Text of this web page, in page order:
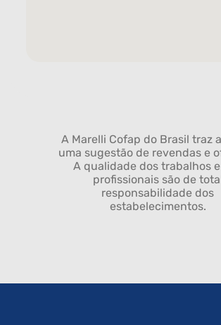
A Marelli Cofap do Brasil traz
uma sugestão de revendas e
A qualidade dos trabalhos
profissionais são de
responsabilidade dos
estabelecimentos.